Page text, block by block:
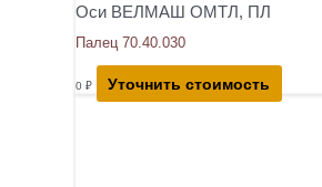
Оси ВЕЛМАШ ОМТЛ, ПЛ
Палец 70.40.030
0 ₽ Уточнить стоимость